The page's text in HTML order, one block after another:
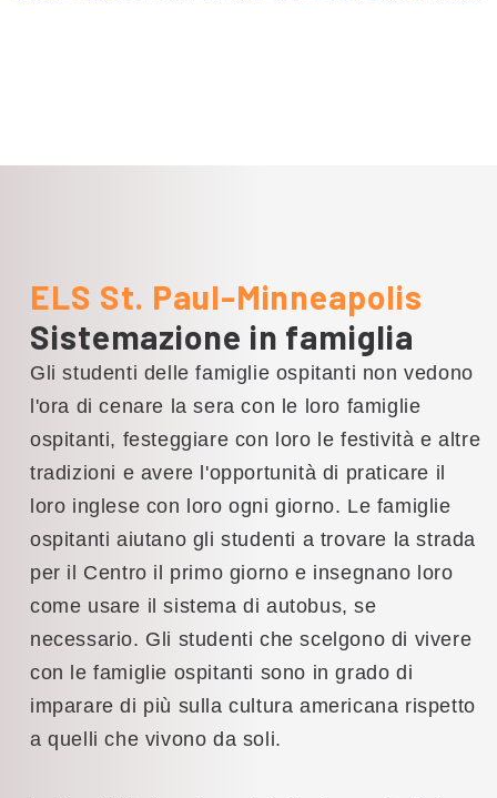
mondo. Presenta oltre 500 negozi,
ELS St. Paul-Minneapolis
Sistemazione in famiglia
Gli studenti delle famiglie ospitanti non vedono
l'ora di cenare la sera con le loro famiglie
ospitanti, festeggiare con loro le festività e altre
tradizioni e avere l'opportunità di praticare il
loro inglese con loro ogni giorno. Le famiglie
ospitanti aiutano gli studenti a trovare la strada
per il Centro il primo giorno e insegnano loro
come usare il sistema di autobus, se
necessario. Gli studenti che scelgono di vivere
con le famiglie ospitanti sono in grado di
imparare di più sulla cultura americana rispetto
a quelli che vivono da soli.